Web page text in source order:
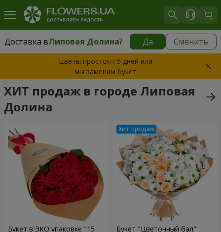
Доставка вЛиповая Долина? Да Сменить
Доставка вЛиповая Долина|1520 грн
Цветы простоят 5 дней или
мы заменим букет
ХИТ продаж в городе Липовая
Долина
Букет в ЭКО упаковке "15 Букет "Цветочный бал"